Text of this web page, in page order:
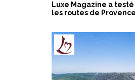
Luxe Magazine a
les routes de Provence